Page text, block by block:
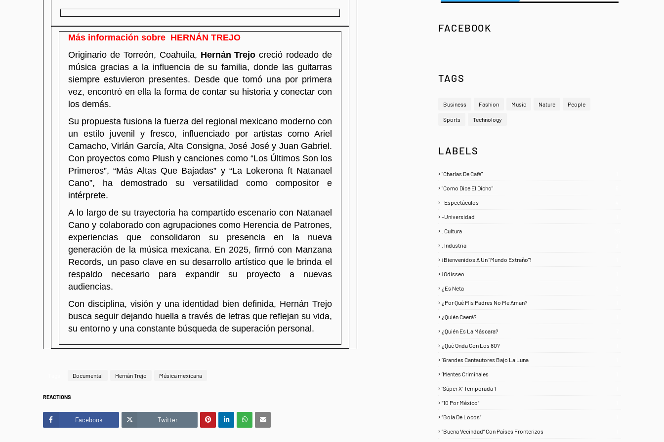
Más información sobre HERNÁN TREJO
Originario de Torreón, Coahuila, Hernán Trejo creció rodeado de
música gracias a la influencia de su familia, donde las guitarras
siempre estuvieron presentes. Desde que tomó una por primera
vez, encontró en ella la forma de contar su historia y conectar con
los demás.
Su propuesta fusiona la fuerza del regional mexicano moderno con
un estilo juvenil y fresco, influenciado por artistas como Ariel
Camacho, Virlán García, Alta Consigna, José José y Juan Gabriel.
Con proyectos como Plush y canciones como “Los Últimos Son los
Primeros”, “Más Altas Que Bajadas” y “La Lokerona ft Natanael
Cano”, ha demostrado su versatilidad como compositor e
intérprete.
A lo largo de su trayectoria ha compartido escenario con Natanael
Cano y colaborado con agrupaciones como Herencia de Patrones,
experiencias que consolidaron su presencia en la nueva
generación de la música mexicana. En 2025, firmó con Manzana
Records, un paso clave en su desarrollo artístico que le brinda el
respaldo necesario para expandir su proyecto a nuevas
audiencias.
Con disciplina, visión y una identidad bien definida, Hernán Trejo
busca seguir dejando huella a través de letras que reflejan su vida,
su entorno y una constante búsqueda de superación personal.
Documental Hernán Trejo Música mexicana
REACTIONS
Facebook Twitter
FACEBOOK
TAGS
Business Fashion Music Nature People
Sports Technology
LABELS
"Charlas De Café"
"Como Dice El Dicho"
-Espectáculos
-Universidad
. Cultura
. Industria
¡Bienvenidos A Un "Mundo Extraño"!
¡Odisseo
¿Es Neta
¿Por Qué Mis Padres No Me Aman?
¿Quién Caerá?
¿Quién Es La Máscara?
¿Qué Onda Con Los 80?
‘Grandes Cantautores Bajo La Luna
‘Mentes Criminales
‘Súper X’ Temporada 1
“10 Por México”
“Bola De Locos”
“Buena Vecindad” Con Países Fronterizos